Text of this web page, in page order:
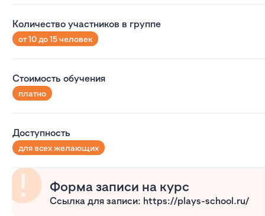
Количество участников в группе
от 10 до 15 человек
Стоимость обучения
платно
Доступность
для всех желающих
Форма записи на курс
Ссылка для записи: https://plays-school.ru/